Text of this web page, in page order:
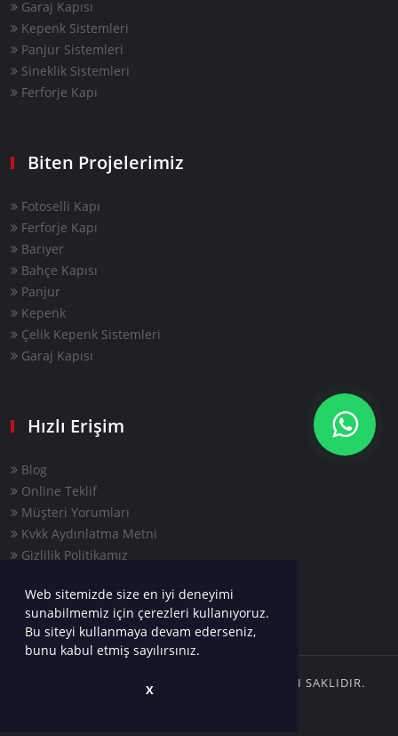
Web sitemizde size en iyi deneyimi
sunabilmemiz için çerezleri kullanıyoruz.
Bu siteyi kullanmaya devam ederseniz,
bunu kabul etmiş sayılırsınız.
X
Garaj Kapısı
Kepenk Sistemleri
Panjur Sistemleri
Sineklik Sistemleri
Ferforje Kapı
Biten Projelerimiz
Fotoselli Kapı
Ferforje Kapı
Bariyer
Bahçe Kapısı
Panjur
Kepenk
Çelik Kepenk Sistemleri
Garaj Kapısı
Hızlı Erişim
Blog
Online Teklif
Müşteri Yorumları
Kvkk Aydınlatma Metni
Gizlilik Politikamız
COPYRIGHTS © 2022 AYYAPI | TÜM HAKLARI SAKLIDIR.